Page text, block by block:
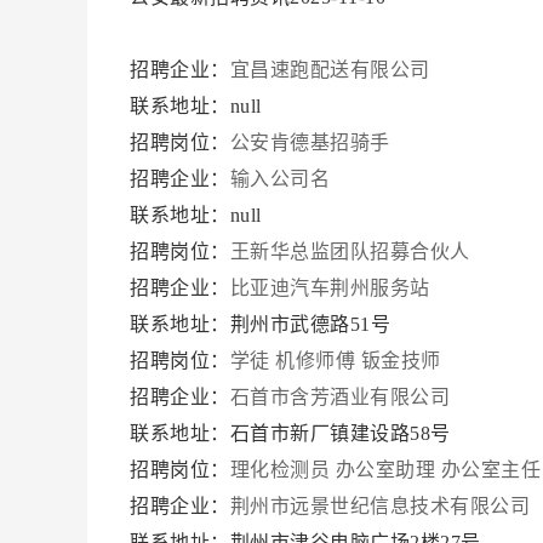
招聘企业： 宜昌速跑配送有限公司
联系地址：null
招聘岗位： 公安肯德基招骑手
招聘企业： 输入公司名
联系地址：null
招聘岗位：
王新华总监团队招募合伙人
招聘企业：
比亚迪汽车荆州服务站
联系地址：荆州市武德路51号
招聘岗位： 学徒 机修师傅 钣金技师
招聘企业： 石首市含芳酒业有限公司
联系地址：石首市新厂镇建设路58号
招聘岗位： 理化检测员 办公室助理 办公室主任
招聘企业： 荆州市远景世纪信息技术有限公司